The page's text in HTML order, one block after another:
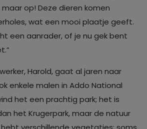
op! Deze dieren komen
wat een mooi plaatje geeft.
een aanrader, of je nu gek bent
Harold, gaat al jaren naar
enkele malen in Addo National
het een prachtig park; het is
het Krugerpark, maar de natuur